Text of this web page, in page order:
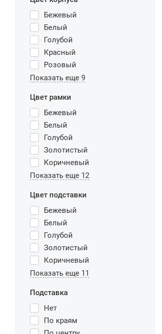
Бежевый
Белый
Голубой
Красный
Розовый
Показать еще 9
Цвет рамки
Бежевый
Белый
Голубой
Золотистый
Коричневый
Показать еще 12
Цвет подставки
Бежевый
Белый
Голубой
Золотистый
Коричневый
Показать еще 11
Подставка
Нет
По краям